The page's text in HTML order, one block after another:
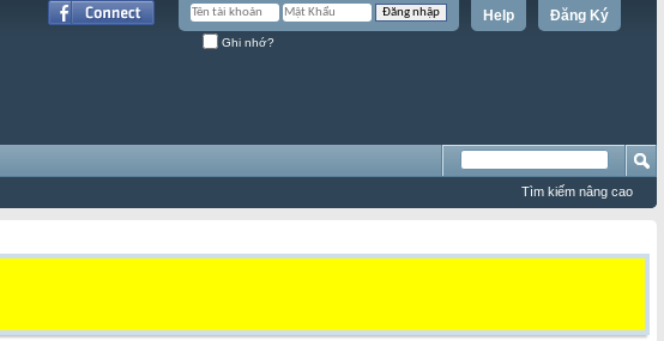
Đăng Ký
Help
Ghi nhớ?
Tìm kiếm nâng cao